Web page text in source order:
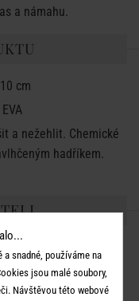
a námahu.
cm
a nežehlit. Chemické
hadříkem.
a snadné, používáme na
jsou malé soubory,
Návštěvou této webové